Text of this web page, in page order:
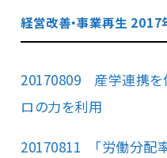
経営改善・事業再生 2017年
20170809 産学連携を
ロの力を利用
20170811 「労働分配